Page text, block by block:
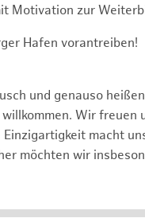
Motivation zur
Hafen vorantreiben!
und genauso
Wir freuen
macht
möchten wir